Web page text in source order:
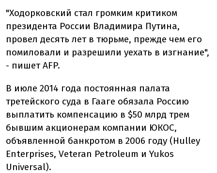
"Ходорковский стал громким критиком
президента России Владимира Путина,
провел десять лет в тюрьме, прежде чем его
помиловали и разрешили уехать в изгнание",
- пишет AFP.
В июле 2014 года постоянная палата
третейского суда в Гааге обязала Россию
выплатить компенсацию в $50 млрд трем
бывшим акционерам компании ЮКОС,
объявленной банкротом в 2006 году (Hulley
Enterprises, Veteran Petroleum и Yukos
Universal).